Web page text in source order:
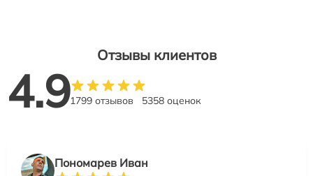
Отзывы клиентов
4.91799 отзывов 5358 оценок
Пономарев Иван